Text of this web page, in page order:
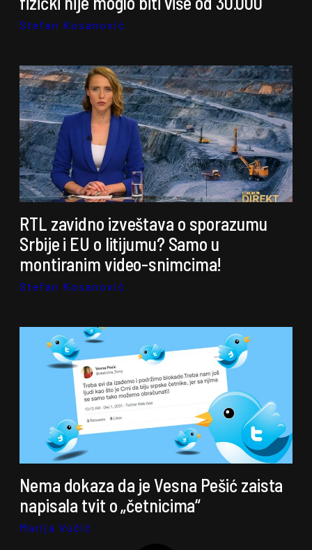
Stefan Kosanović
RTL zavidno izveštava o sporazumu
Srbije i EU o litijumu? Samo u
montiranim video-snimcima!
Stefan Kosanović
Nema dokaza da je Vesna Pešić zaista
napisala tvit o „četnicima“
Marija Vučić